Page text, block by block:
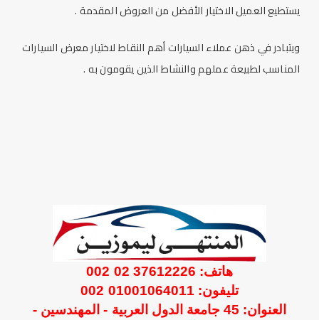
يستطيع العميل الاختيار الأفضل من العروض المقدمة .
ويتبادر في ذهن عملاء السيارات أهم النقاط لاختيار معرض السيارات
المناسب لطبيعة عملهم والنشاط الذين يقومون به .
هاتف: 37612226 02 002
تليفون: 01001064011 002
العنوان: 45 جامعة الدول العربية - المهندسين -